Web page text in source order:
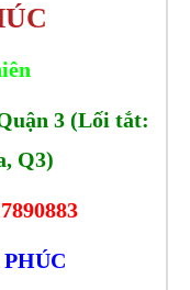
3 (Lối tắt:
Q3)